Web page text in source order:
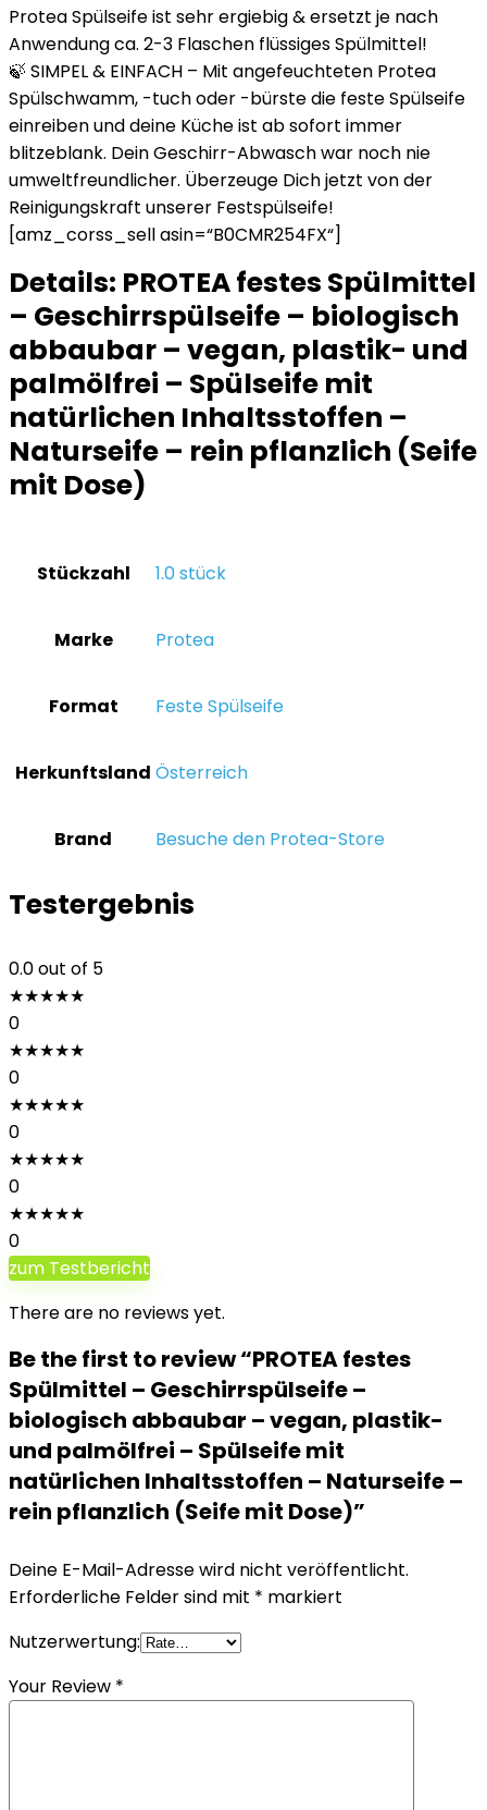
Protea Spülseife ist sehr ergiebig & ersetzt je nach
Anwendung ca. 2-3 Flaschen flüssiges Spülmittel!
🍃 SIMPEL & EINFACH – Mit angefeuchteten Protea
Spülschwamm, -tuch oder -bürste die feste Spülseife
einreiben und deine Küche ist ab sofort immer
blitzeblank. Dein Geschirr-Abwasch war noch nie
umweltfreundlicher. Überzeuge Dich jetzt von der
Reinigungskraft unserer Festspülseife!
[amz_corss_sell asin=“B0CMR254FX“]
Details: PROTEA festes Spülmittel
– Geschirrspülseife – biologisch
abbaubar – vegan, plastik- und
palmölfrei – Spülseife mit
natürlichen Inhaltsstoffen –
Naturseife – rein pflanzlich (Seife
mit Dose)
Stückzahl ‎1.0 stück
Marke ‎Protea
Format ‎Feste Spülseife
Herkunftsland ‎Österreich
Brand Besuche den Protea-Store
Testergebnis
0.0out of 5
★★★★★
0
★★★★★
0
★★★★★
0
★★★★★
0
★★★★★
0
zum Testbericht
There are no reviews yet.
Be the first to review “PROTEA festes
Spülmittel – Geschirrspülseife –
biologisch abbaubar – vegan, plastik-
und palmölfrei – Spülseife mit
natürlichen Inhaltsstoffen – Naturseife –
rein pflanzlich (Seife mit Dose)”
Deine E-Mail-Adresse wird nicht veröffentlicht.
Erforderliche Felder sind mit * markiert
Nutzerwertung:
Your Review *